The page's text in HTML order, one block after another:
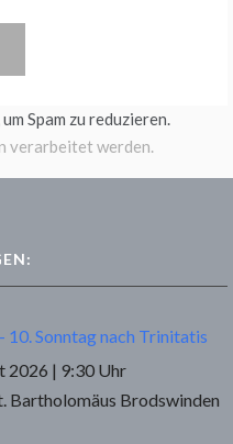
Spam zu reduzieren.
verarbeitet werden.
10. Sonntag nach Trinitatis
2026 | 9:30 Uhr
Bartholomäus Brodswinden